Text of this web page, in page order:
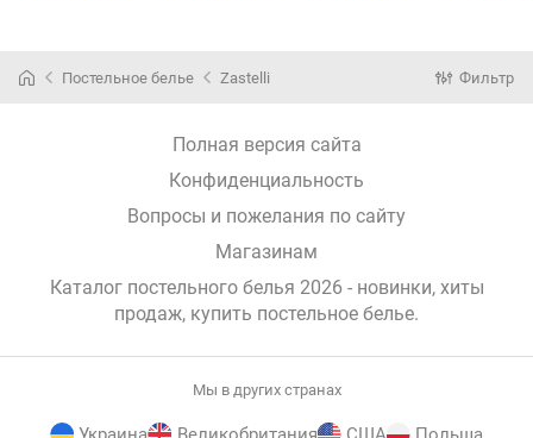
Постельное белье Zastelli Фильтр
Полная версия сайта
Конфиденциальность
Вопросы и пожелания по сайту
Магазинам
Каталог постельного белья 2026 - новинки, хиты
продаж, купить постельное белье.
Мы в других странах